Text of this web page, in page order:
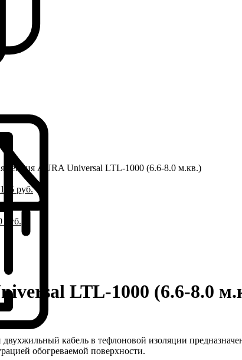
секция AURA Universal LTL-1000 (6.6-8.0 м.кв.)
руб.
руб.
LTL-1000 (6.6-8.0
кабель в тефлоновой изоляции предназначен
обогреваемой поверхности.